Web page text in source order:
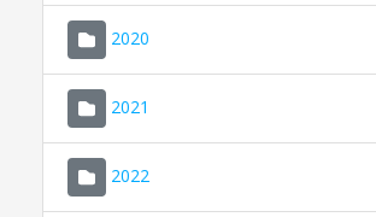
2020
2021
2022